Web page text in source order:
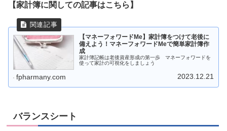
【家計簿に関しての記事はこちら】
【マネーフォワードMe】家計簿をつけて老後に
備えよう！マネーフォワードMeで簡単家計簿作
成
家計簿記帳は老後資産形成の第一歩 マネーフォワードを
使って家計の可視化をしましょう
fpharmany.com 2023.12.21
バランスシート